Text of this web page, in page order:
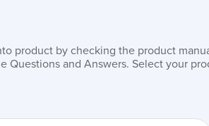
product by checking the product
Questions and Answers. Select your